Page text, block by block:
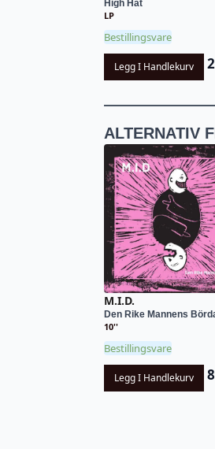
High Hat
LP
Bestillingsvare
Legg I Handlekurv
ALTERNATIV
M.I.D.
Den Rike Mannens
10''
Bestillingsvare
Legg I Handlekurv